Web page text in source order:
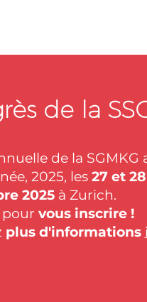
de la
de la SGMKG
2025, les 27 et 28
2025 à Zurich.
pour vous inscrire!
plus d'informations